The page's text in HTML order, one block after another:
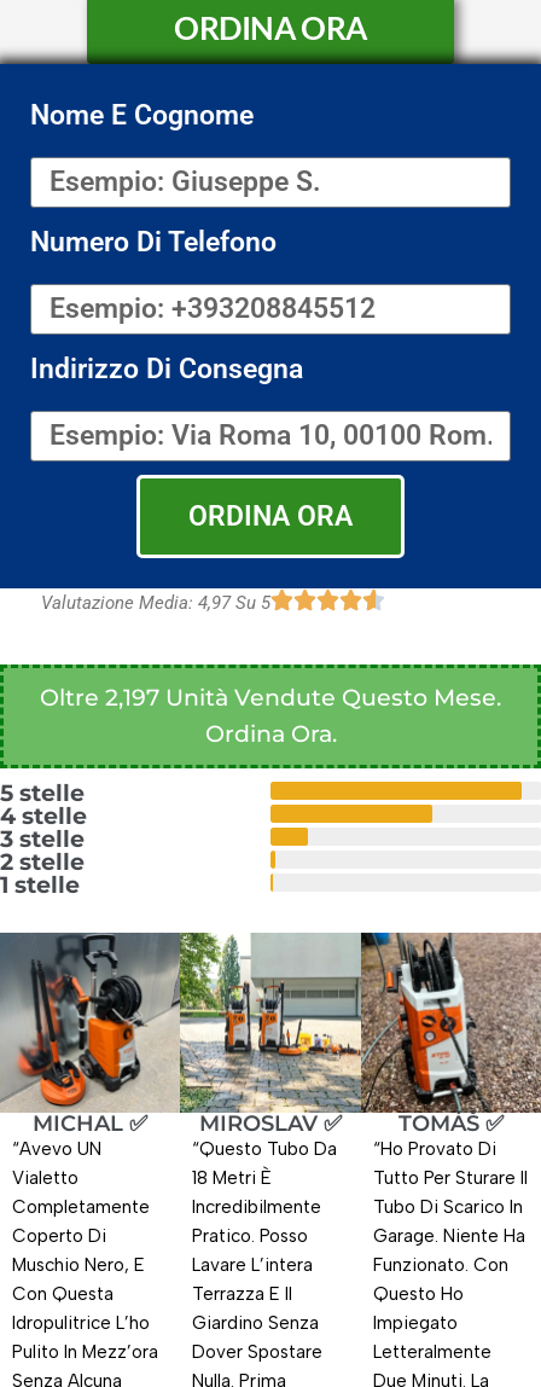
ORDINA ORA
Nome E Cognome
Numero Di Telefono
Indirizzo Di Consegna
ORDINA ORA
Valutazione Media: 4,97 Su 5
Oltre 2,197 Unità Vendute Questo Mese.
Ordina Ora.
5 stelle
4 stelle
3 stelle
2 stelle
1 stelle
MICHAL ✅
“Avevo UN
Vialetto
Completamente
Coperto Di
Muschio Nero, E
Con Questa
Idropulitrice L’ho
Pulito In Mezz’ora
Senza Alcuna
MIROSLAV ✅
“Questo Tubo Da
18 Metri È
Incredibilmente
Pratico. Posso
Lavare L’intera
Terrazza E Il
Giardino Senza
Dover Spostare
Nulla. Prima
TOMÁŠ ✅
“Ho Provato Di
Tutto Per Sturare Il
Tubo Di Scarico In
Garage. Niente Ha
Funzionato. Con
Questo Ho
Impiegato
Letteralmente
Due Minuti. La